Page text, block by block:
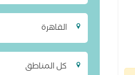
القاهرة
كل المناطق